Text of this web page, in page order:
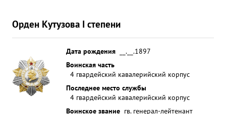
Орден Кутузова I степени
Дата рождения
__.__.1897
Воинская часть
4 гвардейский кавалерийский корпус
Последнее место службы
4 гвардейский кавалерийский корпус
Воинское звание гв. генерал-лейтенант